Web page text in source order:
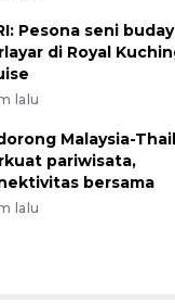
Pesona seni
di Royal
lalu
Malaysia-
pariwisata,
bersama
lalu